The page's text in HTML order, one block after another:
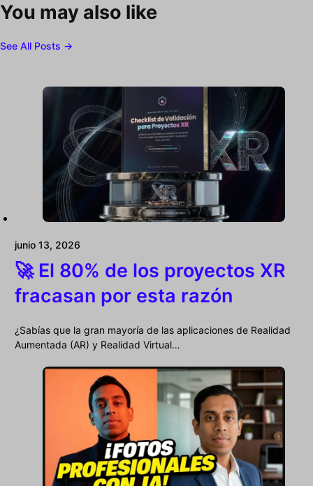
You may also like
See All Posts →
junio 13, 2026
🚀 El 80% de los proyectos XR
fracasan por esta razón
¿Sabías que la gran mayoría de las aplicaciones de Realidad
Aumentada (AR) y Realidad Virtual…